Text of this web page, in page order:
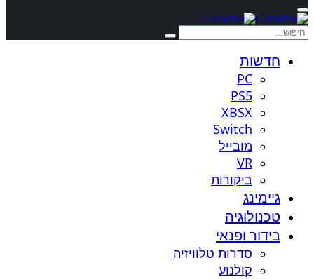
חדשות
PC
PS5
XBSX
Switch
מובייל
VR
ביקורות
גיימינג
טכנולוגיה
בידור ופנאי
סדרות טלוויזיה
קולנוע